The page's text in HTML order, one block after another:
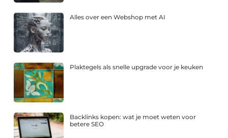
Alles over een Webshop met AI
Plaktegels als snelle upgrade voor je keuken
Backlinks kopen: wat je moet weten voor
betere SEO